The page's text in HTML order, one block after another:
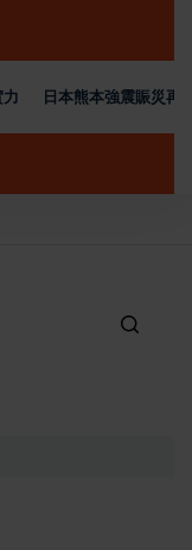
日本熊本強震賑災再獲支